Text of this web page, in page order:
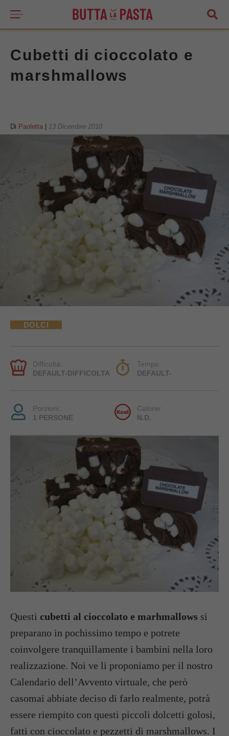
Cubetti di cioccolato e
marshmallows
Di Paoletta 13 Dicembre 2010
DOLCI
Difficoltà:
DEFAULT-DIFFICOLTA
Tempo:
DEFAULT-
Porzioni:
1 PERSONE
Calorie:
N.D.
Questi cubetti al cioccolato e marhmallows si
preparano in pochissimo tempo e potrete
coinvolgere tranquillamente i bambini nella loro
realizzazione. Noi ve li proponiamo per il nostro
Calendario dell’Avvento virtuale, che però
casomai abbiate deciso di farlo realmente, potrà
essere riempito con questi piccoli dolcetti golosi,
fatti con cioccolato e pezzetti di marshmallows. I